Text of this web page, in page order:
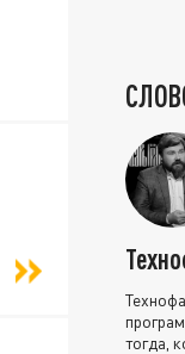
тогда,